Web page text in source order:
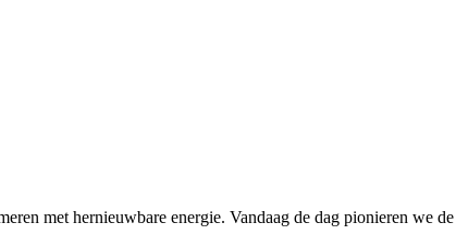
met hernieuwbare energie. Vandaag de dag pionieren we